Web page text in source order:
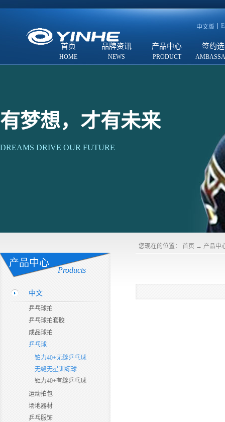
中文版
首页 品牌资讯 产品中心 签约
有梦想，才有未来
DREAMS DRIVE OUR FUTURE
产品中心
Products
中文
乒乓球拍
乒乓球拍套胶
成品球拍
乒乓球
铂力40+无缝乒乓球
无缝无星训练球
钜力40+有缝乒乓球
运动拍包
场地器材
乒乓服饰
您现在的位置： 首页 → 产品中